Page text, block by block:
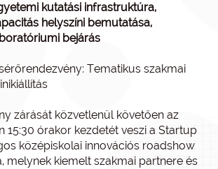
kutatási infrastruktúra,
helyszíni bemutatása,
bejárás
Tematikus szakmai
zárását közvetlenül követően az
15:30 órakor kezdetét veszi a Startup
középiskolai innovációs roadshow
melynek kiemelt szakmai partnere és